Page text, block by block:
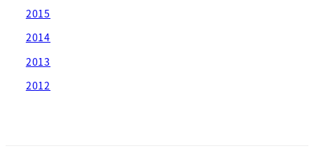
2015
2014
2013
2012